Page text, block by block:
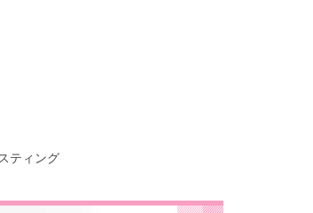
ティング